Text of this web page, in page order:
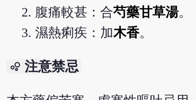
腹痛較甚：合芍藥甘草湯。
濕熱痢疾：加木香。
bubble_chart 注意禁忌